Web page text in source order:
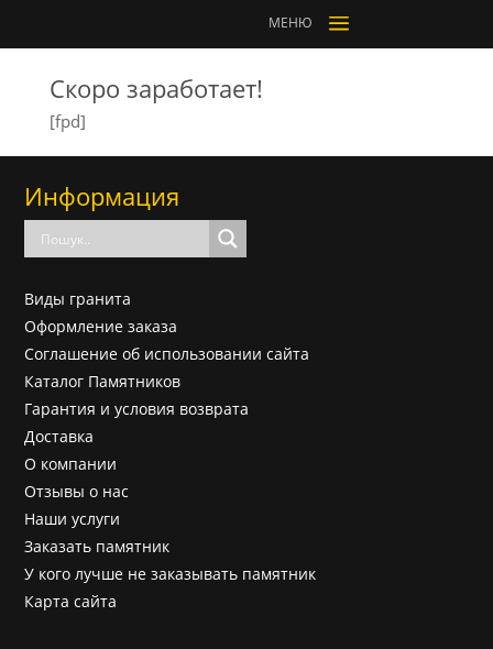
МЕНЮ a
Скоро заработает!
[fpd]
Информация
Виды гранита
Оформление заказа
Соглашение об использовании сайта
Каталог Памятников
Гарантия и условия возврата
Доставка
О компании
Отзывы о нас
Наши услуги
Заказать памятник
У кого лучше не заказывать памятник
Карта сайта